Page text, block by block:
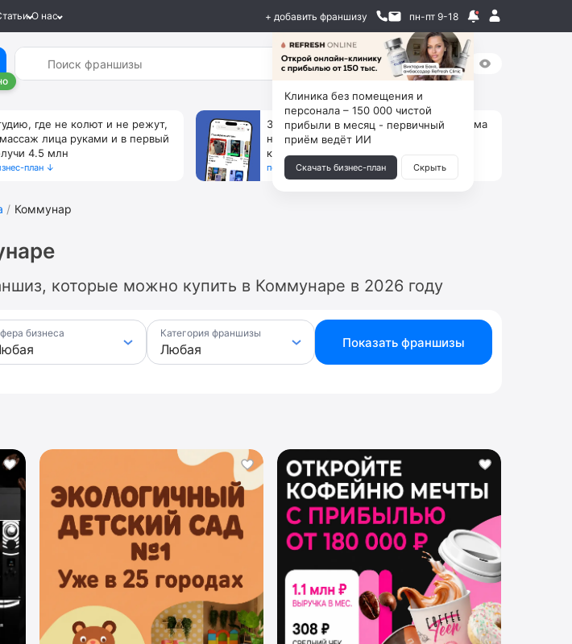
О нас + добавить франшизу пн-пт 9-18
где не колют и не режут,
лица руками и в первый
4.5 млн
план ↓
За 90 тыс. открой магазин на Авито, дома
ни коробок, ни товара, ни склада, зато
каждый месяц +125 тыс. чистыми
получить бизнес-план ↓
Коммунар
которые можно купить в Коммунаре в 2026 году
бизнеса Категория франшизы
Показать франшизы
Клиника без помещения и
персонала – 150 000 чистой
прибыли в месяц - первичный
приём ведёт ИИ
Скачать бизнес-план Скрыть